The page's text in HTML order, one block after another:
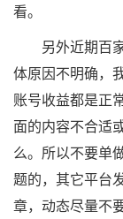
看。
另外近期百家
体原因不明确，
账号收益都是正
面的内容不合适
么。所以不要单
题的，其它平台
章，动态尽量不